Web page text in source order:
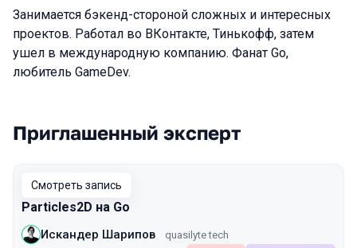
Занимается бэкенд-стороной сложных и интересных
проектов. Работал во ВКонтакте, Тинькофф, затем
ушел в международную компанию. Фанат Go,
любитель GameDev.
Выступления в сезоне 2024 Autumn
Приглашенный эксперт
Смотреть запись
Particles2D на Go
Искандер Шарипов quasilyte tech